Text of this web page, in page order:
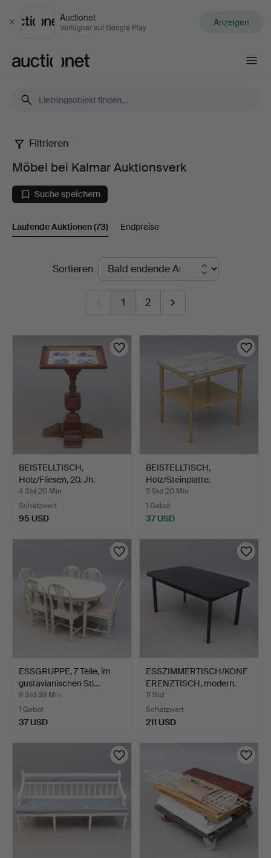
Schließen
Auctionet
Verfügbar auf Google Play Anzeigen
Möbel
bei
Kalmar
Auktionsverk
Filtrieren
Möbel bei Kalmar Auktionsverk
Suche speichern
Laufende Auktionen(73) Endpreise
LaufendeSortieren
1 2
BEISTELLTISCH,
Holz/Fliesen, 20. Jh.
4 Std 20 Min
Schätzwert
95 USD
BEISTELLTISCH,
Holz/Steinplatte.
5 Std 20 Min
1 Gebot
37 USD
ESSGRUPPE, 7 Teile, im
gustavianischen Sti…
9 Std 39 Min
1 Gebot
37 USD
ESSZIMMERTISCH/KONF
ERENZTISCH, modern.
11 Std
Schätzwert
211 USD